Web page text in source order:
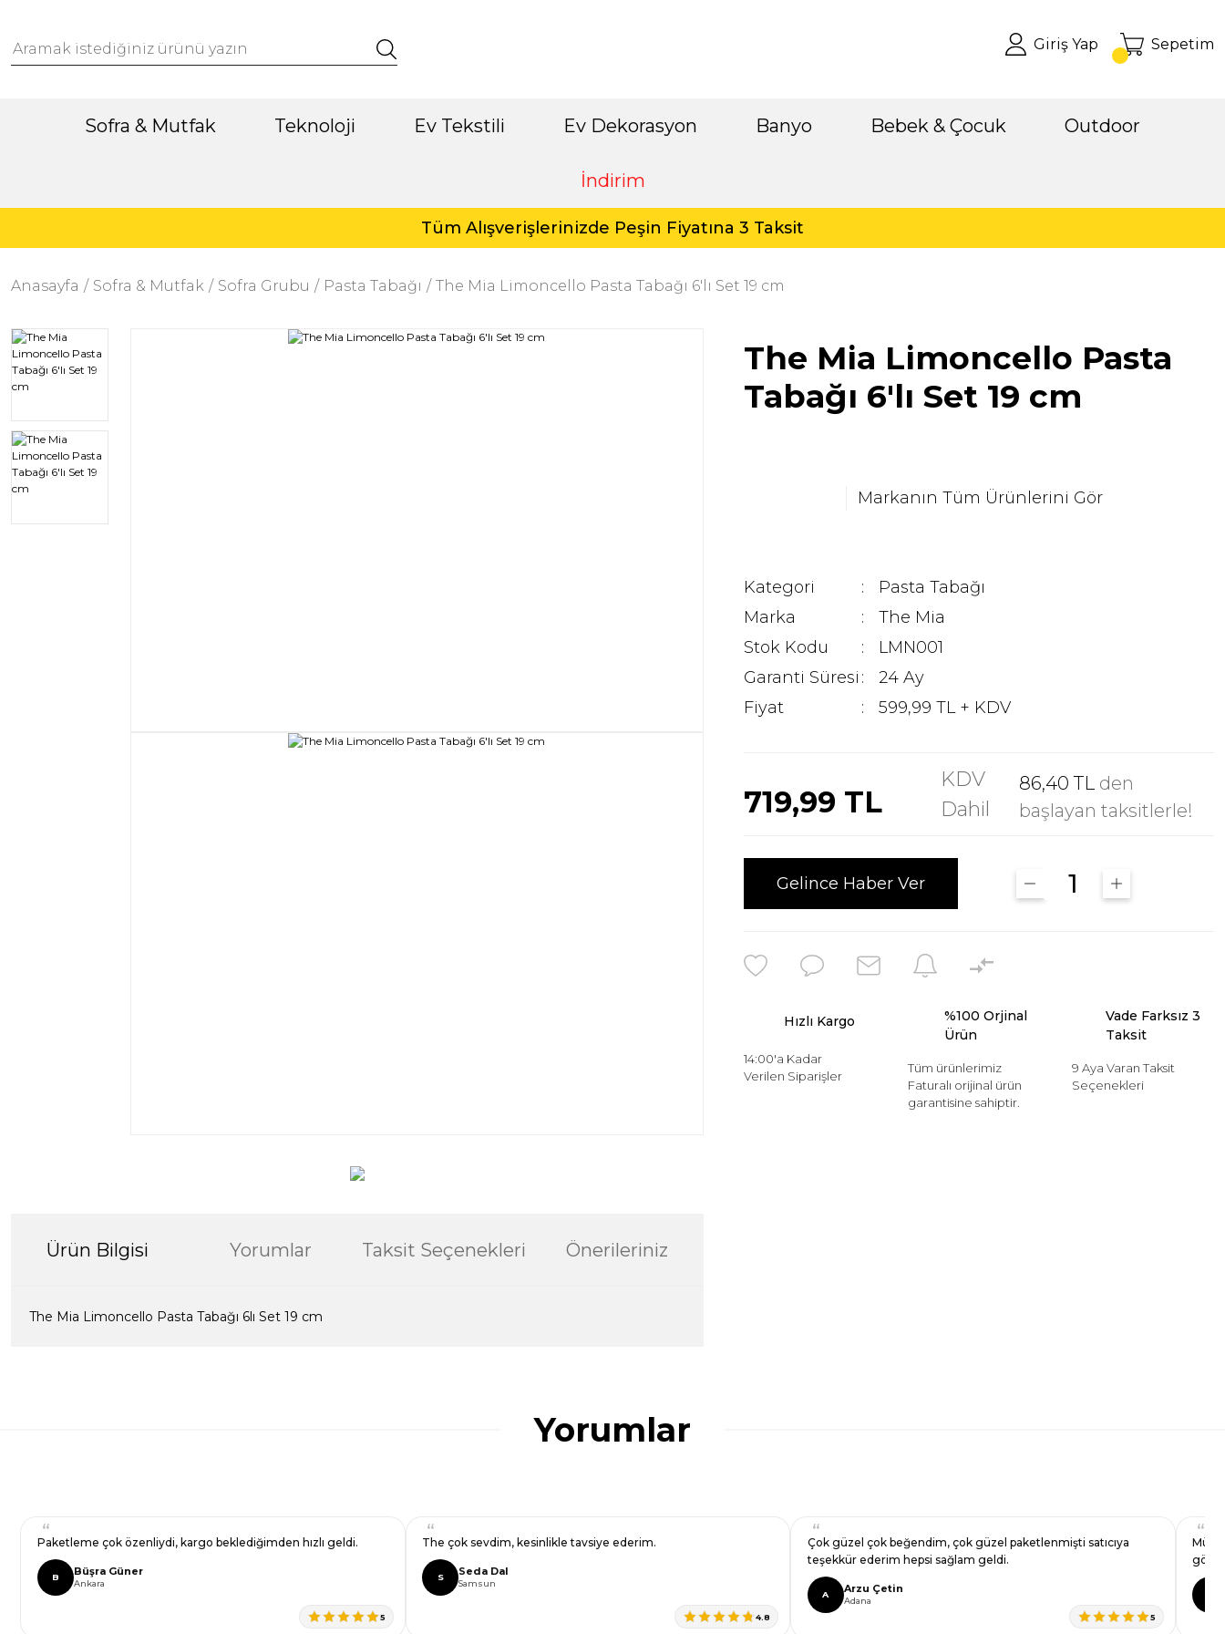
Giriş Yap Sepetim
Sofra & Mutfak Teknoloji Ev Tekstili Ev Dekorasyon Banyo Bebek & Çocuk Outdoor
İndirim
Tüm Alışverişlerinizde Peşin Fiyatına 3 Taksit
Anasayfa Sofra & Mutfak Sofra Grubu Pasta Tabağı The Mia Limoncello Pasta Tabağı 6'lı Set 19 cm
Ürün Bilgisi Yorumlar Taksit Seçenekleri Önerileriniz
The Mia Limoncello Pasta Tabağı 6lı Set 19 cm
Bu ürüne benzer farklı alternatifler olmalı.
The Mia Limoncello Pasta
Tabağı 6'lı Set 19 cm
Markanın Tüm Ürünlerini Gör
Kategori
Pasta Tabağı
Marka
The Mia
Stok Kodu
LMN001
Garanti Süresi
24 Ay
Fiyat
599,99 TL + KDV
719,99 TL
KDV
Dahil
86,40 TL den
başlayan taksitlerle!
Gelince Haber Ver
Hızlı Kargo
14:00'a Kadar
Verilen Siparişler
%100 Orjinal
Ürün
Tüm ürünlerimiz
Faturalı orijinal ürün
garantisine sahiptir.
Vade Farksız 3
Taksit
9 Aya Varan Taksit
Seçenekleri
Yorumlar
Paketleme çok özenliydi, kargo beklediğimden hızlı geldi.
B Büşra Güner
Ankara
5
The çok sevdim, kesinlikle tavsiye ederim.
S Seda Dal
Samsun
4.8
Çok güzel çok beğendim, çok güzel paketlenmişti satıcıya
teşekkür ederim hepsi sağlam geldi.
A Arzu Çetin
Adana
5